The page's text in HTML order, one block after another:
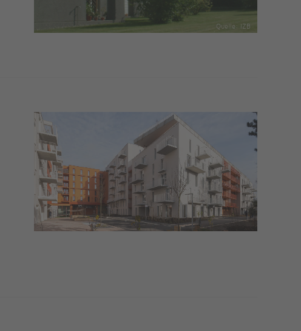
Quelle: IZB